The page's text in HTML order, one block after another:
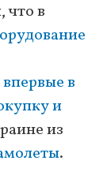
что в
впервые в
и
из
.